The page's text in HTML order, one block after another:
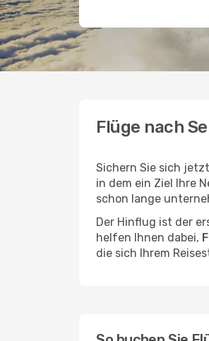
Flüge nach
Sichern Sie sich
in dem ein Ziel Ihre
schon lange
Der Hinflug ist der
helfen Ihnen dabei,
die sich Ihrem